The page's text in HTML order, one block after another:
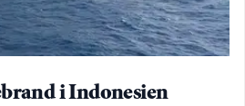
i Indonesien